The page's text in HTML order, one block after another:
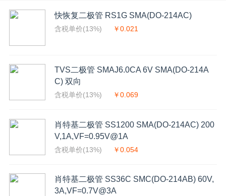
快恢复二极管 RS1G SMA(DO-214AC)
含税单价(13%) ￥0.021
TVS二极管 SMAJ6.0CA 6V SMA(DO-214A
C) 双向
含税单价(13%) ￥0.069
肖特基二极管 SS1200 SMA(DO-214AC) 200
V,1A,VF=0.95V@1A
含税单价(13%) ￥0.054
肖特基二极管 SS36C SMC(DO-214AB) 60V,
3A,VF=0.7V@3A